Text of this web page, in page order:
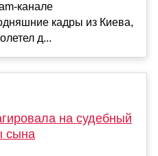
канале
кадры из Киева,
д...
на судебный
сына